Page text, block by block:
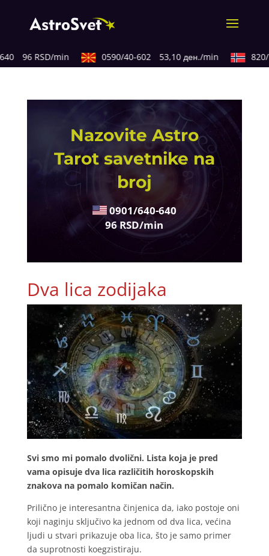
96 RSD/min 0590/40-602 53,10 ден./min 820/
Nazovite Astro
Tarot savetnike na
broj
0901/640-640
96 RSD/min
Dva lica zodijaka
Svi smo mi pomalo dvolični. Lista koja je pred
vama opisuje dva lica različitih horoskopskih
znakova na pomalo komičan način.
Prilično je interesantna činjenica da, iako postoje oni
koji naginju sključivo ka jednom od dva lica, većina
ljudi u stvari prikazuje oba lica, što je samo primer
da suprotnosti koegzistiraju.